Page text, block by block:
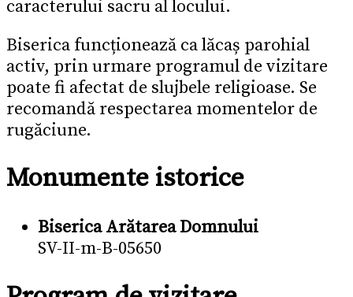
caracterului sacru al locului.
Biserica funcționează ca lăcaș parohial
activ, prin urmare programul de vizitare
poate fi afectat de slujbele religioase. Se
recomandă respectarea momentelor de
rugăciune.
Monumente istorice
Biserica Arătarea Domnului
SV-II-m-B-05650